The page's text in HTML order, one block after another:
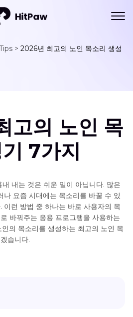
> 2026년 최고의 노인 목소리 생성
고의 노인 목
7가지
내는 것은 쉬운 일이 아닙니다. 많은
나 요즘 시대에는 목소리를 바꿀 수 있
이런 방법 중 하나는 바로 사용자의 목
바꿔주는 응용 프로그램을 사용하는
의 목소리를 생성하는 최고의 노인 목
습니다.